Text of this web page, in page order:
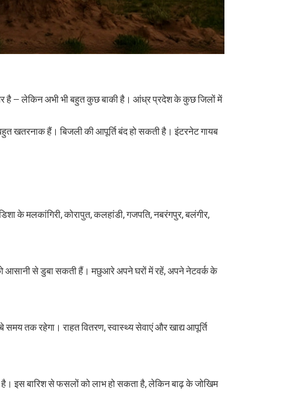
है — लेकिन अभी भी बहुत कुछ बाकी है। आंध्र प्रदेश के कुछ जिलों में
खतरनाक हैं। बिजली की आपूर्ति बंद हो सकती है। इंटरनेट गायब
के मलकांगिरी, कोरापुत, कलहांडी, गजपति, नबरंगपुर, बलंगीर,
आसानी से डुबा सकती हैं। मछुआरे अपने घरों में रहें, अपने नेटवर्क के
तक रहेगा। राहत वितरण, स्वास्थ्य सेवाएं और खाद्य आपूर्ति
है। इस बारिश से फसलों को लाभ हो सकता है, लेकिन बाढ़ के जोखिम